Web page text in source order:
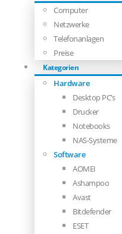
Computer
Netzwerke
Telefonanlagen
Preise
Kategorien
Hardware
Desktop PC’s
Drucker
Notebooks
NAS-Systeme
Software
AOMEI
Ashampoo
Avast
Bitdefender
ESET